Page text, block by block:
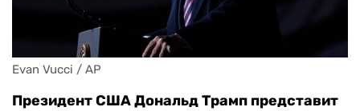
Evan Vucci / AP
Президент США Дональд Трамп представит